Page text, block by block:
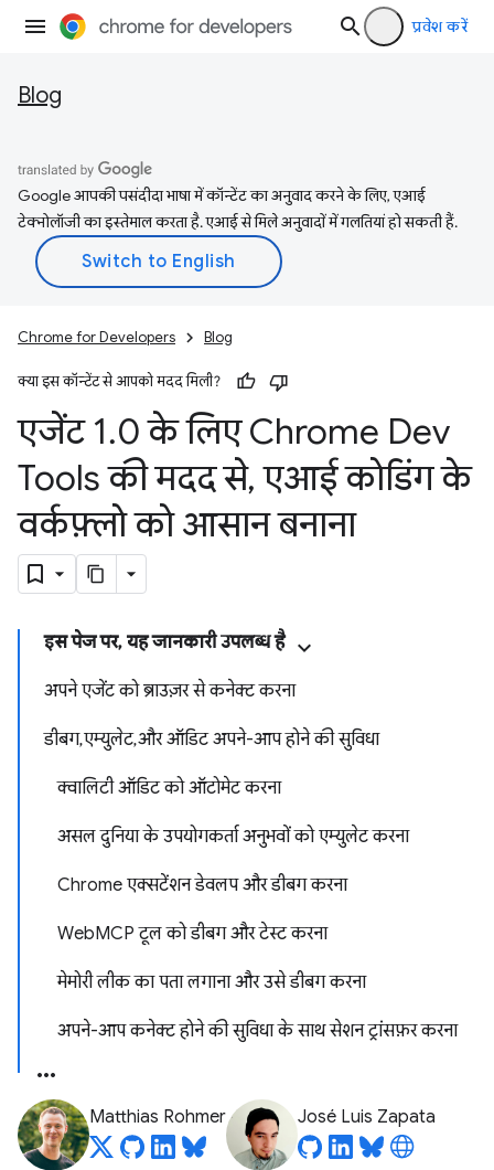
प्रवेश करें
Blog
Google आपकी पसंदीदा भाषा में कॉन्टेंट का अनुवाद करने के लिए, एआई
टेक्नोलॉजी का इस्तेमाल करता है. एआई से मिले अनुवादों में गलतियां हो सकती हैं.
Chrome for Developers Blog
क्या इस कॉन्टेंट से आपको मदद मिली?
एजेंट 1.0 के लिए Chrome Dev
Tools की मदद से, एआई कोडिंग के
वर्कफ़्लो को आसान बनाना
इस पेज पर, यह जानकारी उपलब्ध है
अपने एजेंट को ब्राउज़र से कनेक्ट करना
डीबग, एम्युलेट, और ऑडिट अपने-आप होने की सुविधा
क्वालिटी ऑडिट को ऑटोमेट करना
असल दुनिया के उपयोगकर्ता अनुभवों को एम्युलेट करना
Chrome एक्सटेंशन डेवलप और डीबग करना
WebMCP टूल को डीबग और टेस्ट करना
मेमोरी लीक का पता लगाना और उसे डीबग करना
अपने-आप कनेक्ट होने की सुविधा के साथ सेशन ट्रांसफ़र करना
Matthias Rohmer José Luis Zapata